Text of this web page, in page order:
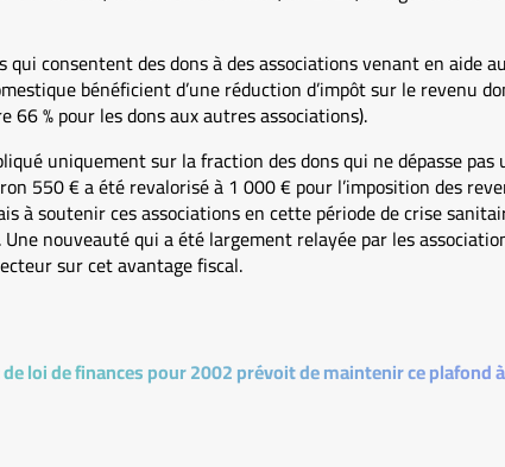
consentent des dons à des associations venant en aide
bénéficient d’une réduction d’impôt sur le revenu
66 % pour les dons aux autres associations).
uniquement sur la fraction des dons qui ne dépasse
550 € a été revalorisé à 1 000 € pour l’imposition des
à soutenir ces associations en cette période de crise
Une nouveauté qui a été largement relayée par les
sur cet avantage fiscal.
loi de finances pour 2002 prévoit de maintenir ce plafond